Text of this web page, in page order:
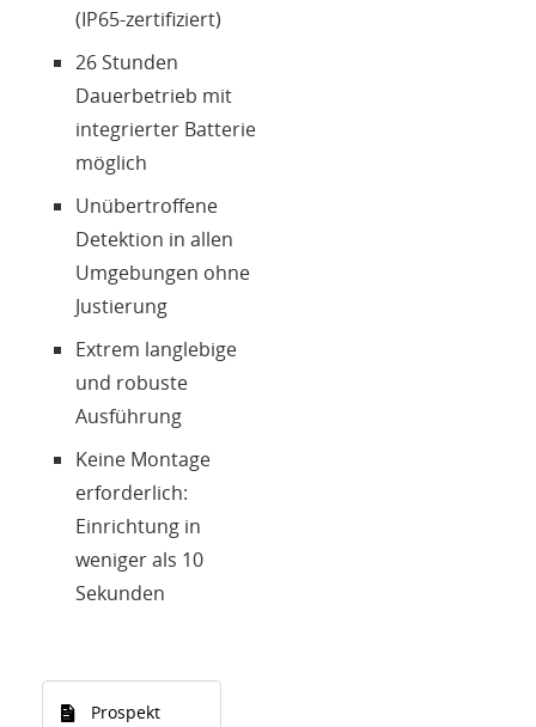
(IP65-zertifiziert)
26 Stunden
Dauerbetrieb mit
integrierter Batterie
möglich
Unübertroffene
Detektion in allen
Umgebungen ohne
Justierung
Extrem langlebige
und robuste
Ausführung
Keine Montage
erforderlich:
Einrichtung in
weniger als 10
Sekunden
Prospekt